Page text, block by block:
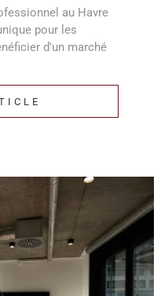
au Havre
pour les
d'un marché